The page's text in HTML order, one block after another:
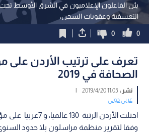
يئن الفاعلون الإعلاميون في الشرق الأوسط تحت
التعسفية وعقوبات السجن،
0
0
تعرف على ترتيب الأردن على
الصحافة في 2019
نشر :11:03 2019/4/20
|
عربي دولي
احتلت الأردن الرتبة 130
وفقا لتقرير منظمة مراسلون بلا حدود